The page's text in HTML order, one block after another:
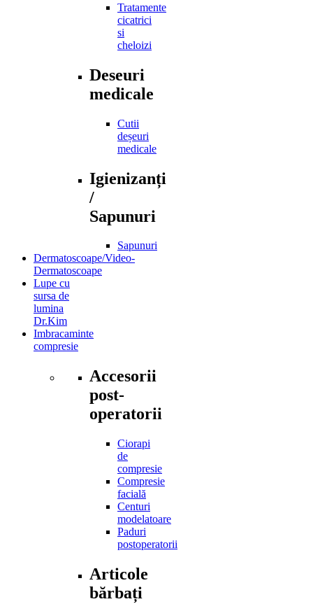
Tratamente
cicatrici
si
cheloizi
Deseuri
medicale
Cutii
deșeuri
medicale
Igienizanți
/
Sapunuri
Sapunuri
Dermatoscoape/Video-
Dermatoscoape
Lupe cu
sursa de
lumina
Dr.Kim
Imbracaminte
compresie
Accesorii
post-
operatorii
Ciorapi
de
compresie
Compresie
facială
Centuri
modelatoare
Paduri
postoperatorii
Articole
bărbați